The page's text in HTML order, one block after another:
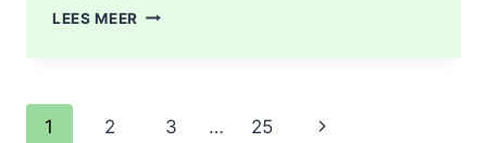
LEES MEER SCHOTEN
GEWONDE
Paginanavigatie
1 2 3 … 25
Volgende